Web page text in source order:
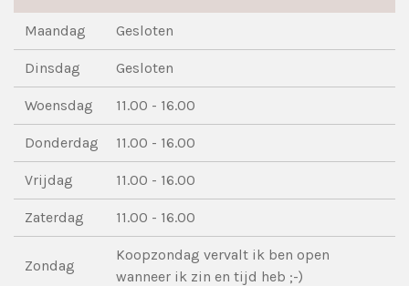
Maandag Gesloten
Dinsdag Gesloten
Woensdag 11.00 - 16.00
Donderdag 11.00 - 16.00
Vrijdag 11.00 - 16.00
Zaterdag 11.00 - 16.00
Zondag
Koopzondag vervalt ik ben open
wanneer ik zin en tijd heb ;-)